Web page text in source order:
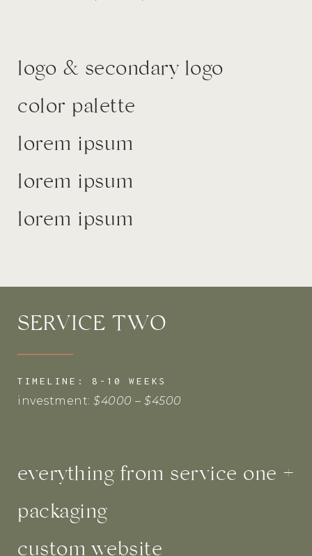
logo & secondary logo
color palette
lorem ipsum
lorem ipsum
lorem ipsum
SERVICE TWO
TIMELINE: 8-10 WEEKS
investment: $4000 – $4500
everything from service one +
packaging